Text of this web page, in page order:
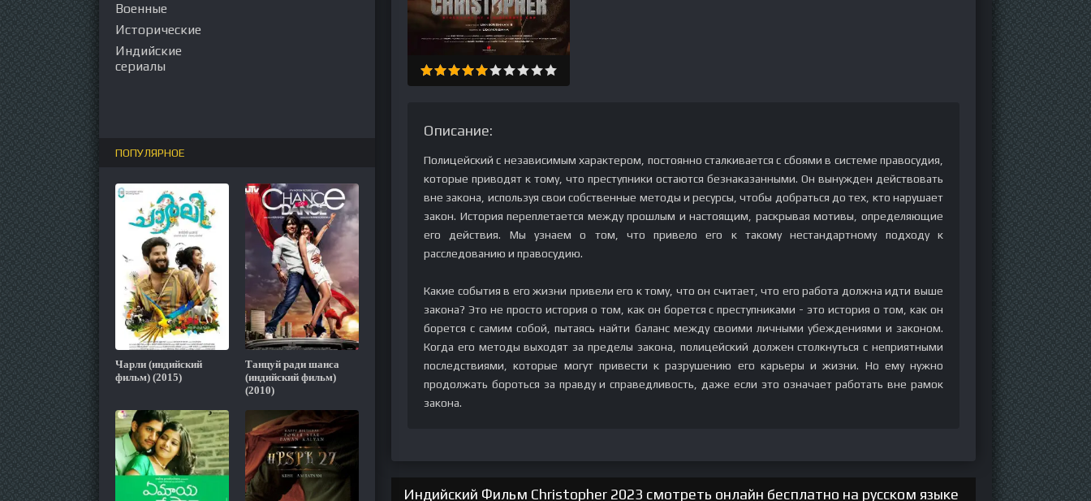
Описание:
Полицейский с независимым характером, постоянно сталкивается с сбоями в системе правосудия,
которые приводят к тому, что преступники остаются безнаказанными. Он вынужден действовать
вне закона, используя свои собственные методы и ресурсы, чтобы добраться до тех, кто нарушает
закон. История переплетается между прошлым и настоящим, раскрывая мотивы, определяющие
его действия. Мы узнаем о том, что привело его к такому нестандартному подходу к
расследованию и правосудию.
Какие события в его жизни привели его к тому, что он считает, что его работа должна идти выше
закона? Это не просто история о том, как он борется с преступниками - это история о том, как он
борется с самим собой, пытаясь найти баланс между своими личными убеждениями и законом.
Когда его методы выходят за пределы закона, полицейский должен столкнуться с неприятными
последствиями, которые могут привести к разрушению его карьеры и жизни. Но ему нужно
продолжать бороться за правду и справедливость, даже если это означает работать вне рамок
закона.
Индийский Фильм Christopher 2023 смотреть онлайн бесплатно на русском языке
Военные
Исторические
Индийские
сериалы
ПОПУЛЯРНОЕ
Чарли (индийский
фильм) (2015)
Танцуй ради шанса
(индийский фильм)
(2010)